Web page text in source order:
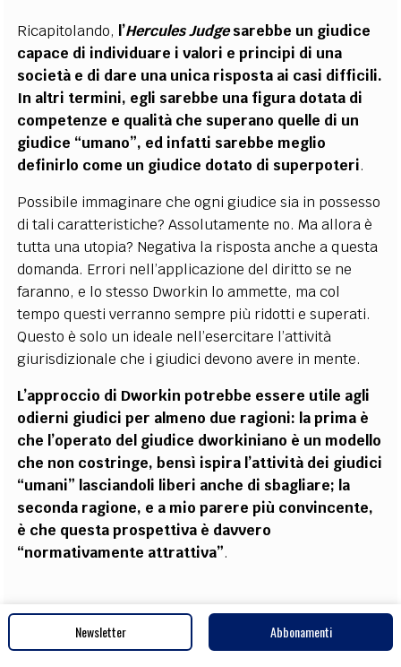
Ricapitolando, l’HerculesJudgesarebbe un giudice
capace di individuare i valori e principi di una
società e di dare una unica risposta ai casi difficili.
In altri termini, egli sarebbe una figura dotata di
competenze e qualità che superano quelle di un
giudice “umano”, ed infatti sarebbe meglio
definirlo come un giudice dotato di superpoteri.
Possibile immaginare che ogni giudice sia in possesso
di tali caratteristiche? Assolutamente no. Ma allora è
tutta una utopia? Negativa la risposta anche a questa
domanda. Errori nell’applicazione del diritto se ne
faranno, e lo stesso Dworkin lo ammette, ma col
tempo questi verranno sempre più ridotti e superati.
Questo è solo un ideale nell’esercitare l’attività
giurisdizionale che i giudici devono avere in mente.
L’approccio di Dworkin potrebbe essere utile agli
odierni giudici per almeno due ragioni: la prima è
che l’operato del giudice dworkiniano è un modello
che non costringe, bensì ispira l’attività dei giudici
“umani” lasciandoli liberi anche di sbagliare; la
seconda ragione, e a mio parere più convincente,
è che questa prospettiva è davvero
“normativamente attrattiva”.
Conclusione: la questione valoriale
secondo Dworkin
Newsletter Abbonamenti